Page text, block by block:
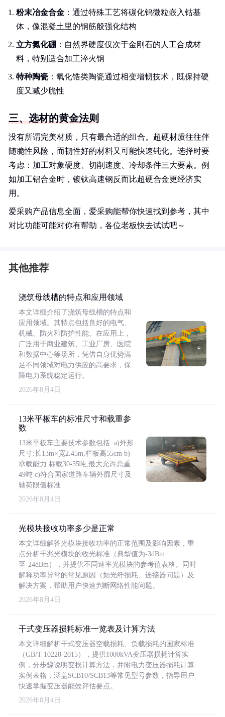
粉末冶金合金 ：通过特殊工艺将碳化钨微粒嵌入钴基
体，像混凝土里的钢筋般强化结构
立方氮化硼 ：自然界硬度仅次于金刚石的人工合成材
料，特别适合加工淬火钢
特种陶瓷 ：氧化锆类陶瓷通过相变增韧技术，既保持硬
度又减少脆性
三、选材的黄金法则
没有所谓完美材质，只有最合适的组合。超硬材质往往伴
随脆性风险，而韧性好的材料又可能快速钝化。选择时要
考虑：加工对象硬度、切削速度、冷却条件三大要素。例
如加工铝合金时，镀钛高速钢反而比超硬合金更经济实
用。
爱采购产品信息全面，爱采购能帮你快速找到参考，其中
对比功能可能对你有帮助，各位老板快去试试吧～
其他推荐
浇筑母线槽的特点和应用领域
本文详细介绍了浇筑母线槽的特点和
应用领域。其特点包括良好的电气、
机械、防火和防护性能。在应用上，
广泛用于商业建筑、工业厂房、医院
和数据中心等场所，凭借自身优势满
足不同领域对电力供应的高要求，保
障电力系统稳定运行。
2026年8月4日
13米平板车的标准尺寸和载重参
数
13米平板车主要技术参数包括: a)外形
尺寸:长13m×宽2.45m,栏板高55cm b)
承载能力:标载30-35吨,最大允许总重
49吨 c)符合国家道路车辆外廓尺寸及
轴荷限值标准
2026年8月4日
光模块接收功率多少是正常
本文详细解答光模块接收功率的正常范围及影响因素，重
点分析千兆光模块的收光标准（典型值为-3dBm
至-24dBm），并提供不同速率光模块的参考值表格。同时
解释功率异常的常见原因（如光纤损耗、连接器问题）及
解决方案，帮助用户快速判断网络性能问题。
2026年8月4日
干式变压器损耗标准一览表及计算方法
本文详细解析干式变压器空载损耗、负载损耗的国家标准
（GB/T 10228-2015），提供1000kVA变压器损耗计算实
例，分步骤说明变损计算方法，并附电力变压器损耗计算
实例表格，涵盖SCB10/SCB13等常见型号参数，指导用户
快速掌握变压器能效评估要点。
2026年8月4日